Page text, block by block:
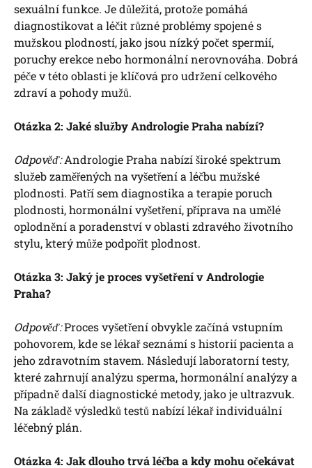
sexuální funkce. Je důležitá, protože pomáhá
diagnostikovat a léčit různé problémy spojené s
mužskou plodností, jako jsou nízký počet spermií,
poruchy erekce nebo hormonální nerovnováha. Dobrá
péče v této oblasti je klíčová pro udržení celkového
zdraví a pohody mužů.
Otázka 2: Jaké služby Andrologie Praha nabízí?
Odpověď:Andrologie Praha nabízí široké spektrum
služeb zaměřených na vyšetření a léčbu mužské
plodnosti. Patří sem diagnostika a terapie poruch
plodnosti, hormonální vyšetření, příprava na umělé
oplodnění a poradenství v oblasti zdravého životního
stylu, který může podpořit plodnost.
Otázka 3: Jaký je proces vyšetření v Andrologie
Praha?
Odpověď:Proces vyšetření obvykle začíná vstupním
pohovorem, kde se lékař seznámí s historií pacienta a
jeho zdravotním stavem. Následují laboratorní testy,
které zahrnují analýzu sperma, hormonální analýzy a
případně další diagnostické metody, jako je ultrazvuk.
Na základě výsledků testů nabízí lékař individuální
léčebný plán.
Otázka 4: Jak dlouho trvá léčba a kdy mohu očekávat